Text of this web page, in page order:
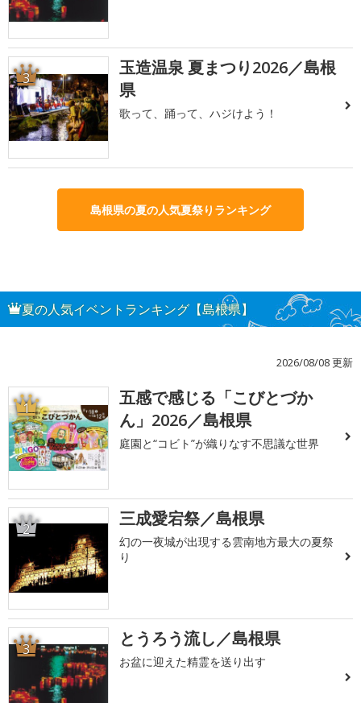
3
玉造温泉 夏まつり2026／島根
県
歌って、踊って、ハジけよう！
島根県の夏の人気夏祭りランキング
夏の人気イベントランキング【島根県】
2026/08/08 更新
1
五感で感じる「こびとづか
ん」2026／島根県
庭園と“コビト”が織りなす不思議な世界
2 三成愛宕祭／島根県
幻の一夜城が出現する雲南地方最大の夏祭
り
3 とうろう流し／島根県
お盆に迎えた精霊を送り出す